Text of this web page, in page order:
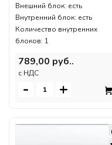
Внешний блок: есть
Внутренний блок: есть
Количество внутренних
блоков: 1
789,00 руб..
c НДС
- +